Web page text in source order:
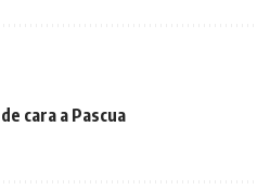
cara a Pascua